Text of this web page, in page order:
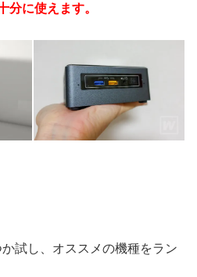
分に使えます。
試し、オススメの機種をラン